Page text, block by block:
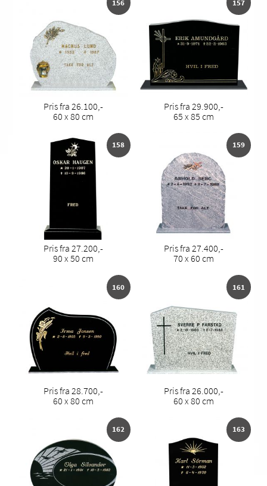
156
Pris fra 26.100,-
60 x 80 cm
157
Pris fra 29.900,-
65 x 85 cm
158
Pris fra 27.200,-
90 x 50 cm
159
Pris fra 27.400,-
70 x 60 cm
160
Pris fra 28.700,-
60 x 80 cm
161
Pris fra 26.000,-
60 x 80 cm
162 163